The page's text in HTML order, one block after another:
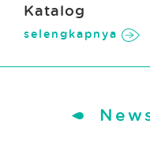
Katalog
selengkapnya